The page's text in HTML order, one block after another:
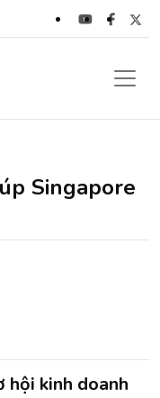
Singapore
hội kinh doanh